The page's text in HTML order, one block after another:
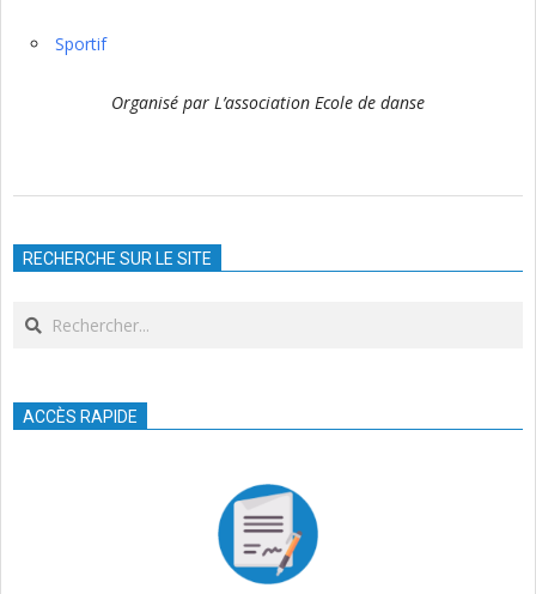
Sportif
Organisé par L’association Ecole de danse
23RECHERCHE SUR LE SITE
Search
ACCÈS RAPIDE